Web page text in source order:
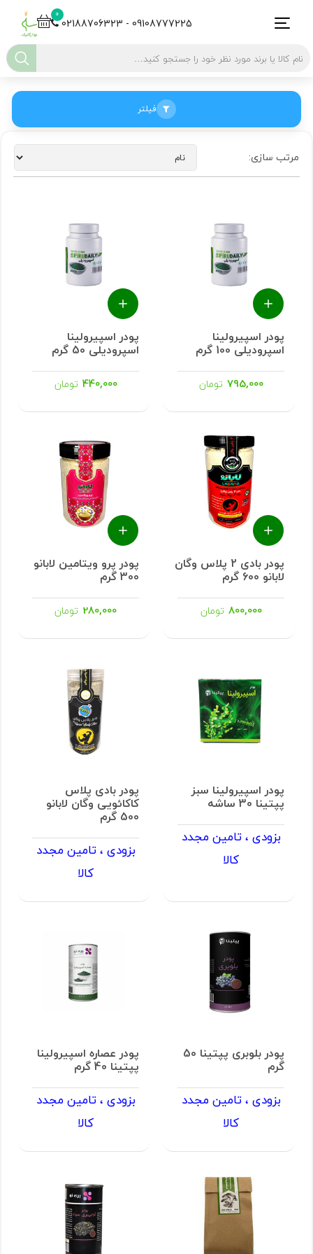
0
02188706323 - 09108777225
فیلتر
مرتب سازی:
پودر اسپیرولینا
اسپرودیلی 100 گرم
795,000 تومان
پودر اسپیرولینا
اسپرودیلی 50 گرم
440,000 تومان
پودر بادی 2 پلاس وگان
لابانو 600 گرم
800,000 تومان
پودر پرو ویتامین لابانو
300 گرم
280,000 تومان
پودر اسپیرولینا سبز
پپتینا 30 ساشه
بزودی ، تامین مجدد
کالا
پودر بادی پلاس
کاکائویی وگان لابانو
500 گرم
بزودی ، تامین مجدد
کالا
پودر بلوبری پپتینا 50
گرم
بزودی ، تامین مجدد
کالا
پودر عصاره اسپیرولینا
پپتینا 40 گرم
بزودی ، تامین مجدد
کالا